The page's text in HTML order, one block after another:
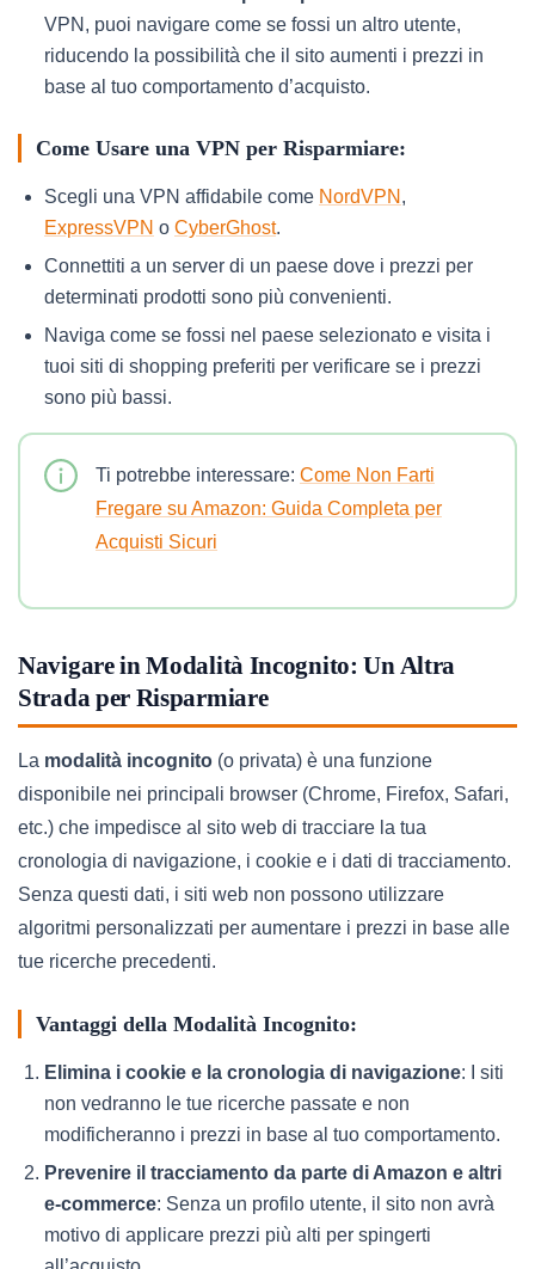
VPN, puoi navigare come se fossi un altro utente,
riducendo la possibilità che il sito aumenti i prezzi in
base al tuo comportamento d’acquisto.
Come Usare una VPN per Risparmiare:
Scegli una VPN affidabile come NordVPN ,
ExpressVPN o CyberGhost.
Connettiti a un server di un paese dove i prezzi per
determinati prodotti sono più convenienti.
Naviga come se fossi nel paese selezionato e visita i
tuoi siti di shopping preferiti per verificare se i prezzi
sono più bassi.
Ti potrebbe interessare: Come Non Farti
Fregare su Amazon: Guida Completa per
Acquisti Sicuri
Navigare in Modalità Incognito: Un Altra
Strada per Risparmiare
La modalità incognito (o privata) è una funzione
disponibile nei principali browser (Chrome, Firefox, Safari,
etc.) che impedisce al sito web di tracciare la tua
cronologia di navigazione, i cookie e i dati di tracciamento.
Senza questi dati, i siti web non possono utilizzare
algoritmi personalizzati per aumentare i prezzi in base alle
tue ricerche precedenti.
Vantaggi della Modalità Incognito:
Elimina i cookie e la cronologia di navigazione: I siti
non vedranno le tue ricerche passate e non
modificheranno i prezzi in base al tuo comportamento.
Prevenire il tracciamento da parte di Amazon e altri
e-commerce: Senza un profilo utente, il sito non avrà
motivo di applicare prezzi più alti per spingerti